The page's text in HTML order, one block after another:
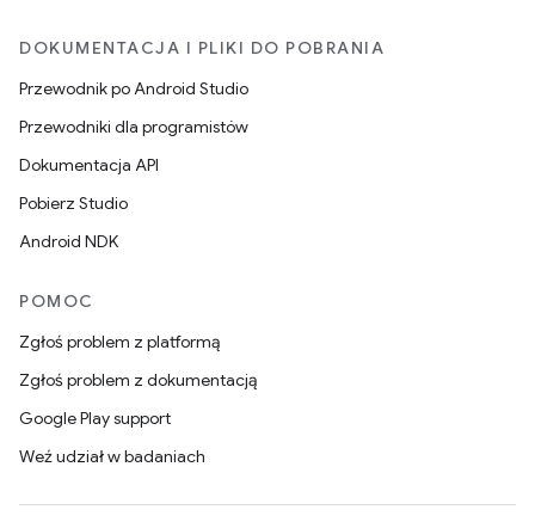
DOKUMENTACJA I PLIKI DO POBRANIA
Przewodnik po Android Studio
Przewodniki dla programistów
Dokumentacja API
Pobierz Studio
Android NDK
POMOC
Zgłoś problem z platformą
Zgłoś problem z dokumentacją
Google Play support
Weź udział w badaniach